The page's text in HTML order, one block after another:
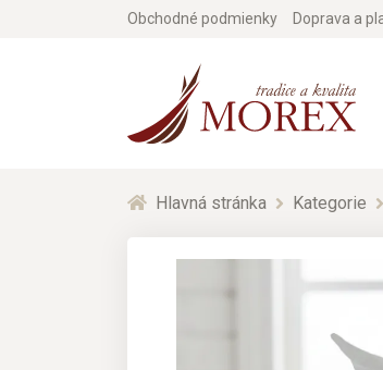
Obchodné podmienky Doprava a
Hlavná stránka Kategorie